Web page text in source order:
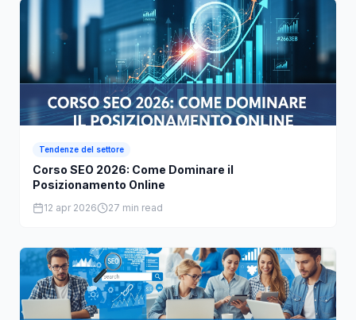
Tendenze del settore
Corso SEO 2026: Come Dominare il
Posizionamento Online
12 apr 2026 27 min read